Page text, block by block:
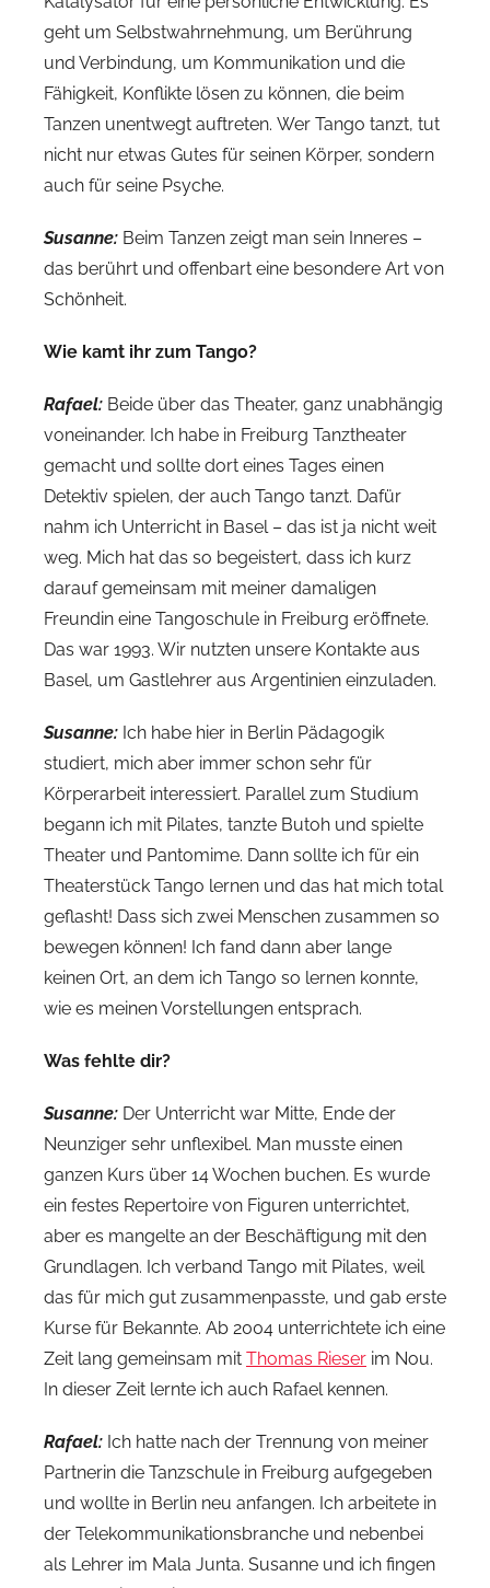
geht um Selbstwahrnehmung, um Berührung
und Verbindung, um Kommunikation und die
Fähigkeit, Konflikte lösen zu können, die beim
Tanzen unentwegt auftreten. Wer Tango tanzt, tut
nicht nur etwas Gutes für seinen Körper, sondern
auch für seine Psyche.
Susanne: Beim Tanzen zeigt man sein Inneres –
das berührt und offenbart eine besondere Art von
Schönheit.
Wie kamt ihr zum Tango?
Rafael: Beide über das Theater, ganz unabhängig
voneinander. Ich habe in Freiburg Tanztheater
gemacht und sollte dort eines Tages einen
Detektiv spielen, der auch Tango tanzt. Dafür
nahm ich Unterricht in Basel – das ist ja nicht weit
weg. Mich hat das so begeistert, dass ich kurz
darauf gemeinsam mit meiner damaligen
Freundin eine Tangoschule in Freiburg eröffnete.
Das war 1993. Wir nutzten unsere Kontakte aus
Basel, um Gastlehrer aus Argentinien einzuladen.
Susanne: Ich habe hier in Berlin Pädagogik
studiert, mich aber immer schon sehr für
Körperarbeit interessiert. Parallel zum Studium
begann ich mit Pilates, tanzte Butoh und spielte
Theater und Pantomime. Dann sollte ich für ein
Theaterstück Tango lernen und das hat mich total
geflasht! Dass sich zwei Menschen zusammen so
bewegen können! Ich fand dann aber lange
keinen Ort, an dem ich Tango so lernen konnte,
wie es meinen Vorstellungen entsprach.
Was fehlte dir?
Susanne: Der Unterricht war Mitte, Ende der
Neunziger sehr unflexibel. Man musste einen
ganzen Kurs über 14 Wochen buchen. Es wurde
ein festes Repertoire von Figuren unterrichtet,
aber es mangelte an der Beschäftigung mit den
Grundlagen. Ich verband Tango mit Pilates, weil
das für mich gut zusammenpasste, und gab erste
Kurse für Bekannte. Ab 2004 unterrichtete ich eine
Zeit lang gemeinsam mit Thomas Rieser im Nou.
In dieser Zeit lernte ich auch Rafael kennen.
Rafael: Ich hatte nach der Trennung von meiner
Partnerin die Tanzschule in Freiburg aufgegeben
und wollte in Berlin neu anfangen. Ich arbeitete in
der Telekommunikationsbranche und nebenbei
als Lehrer im Mala Junta. Susanne und ich fingen